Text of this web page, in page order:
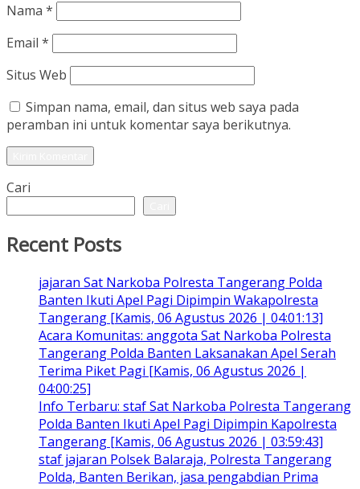
Nama *
Email *
Situs Web
Simpan nama, email, dan situs web saya pada
peramban ini untuk komentar saya berikutnya.
Cari
Recent Posts
jajaran Sat Narkoba Polresta Tangerang Polda
Banten Ikuti Apel Pagi Dipimpin Wakapolresta
Tangerang [Kamis, 06 Agustus 2026 | 04:01:13]
Acara Komunitas: anggota Sat Narkoba Polresta
Tangerang Polda Banten Laksanakan Apel Serah
Terima Piket Pagi [Kamis, 06 Agustus 2026 |
04:00:25]
Info Terbaru: staf Sat Narkoba Polresta Tangerang
Polda Banten Ikuti Apel Pagi Dipimpin Kapolresta
Tangerang [Kamis, 06 Agustus 2026 | 03:59:43]
staf jajaran Polsek Balaraja, Polresta Tangerang
Polda, Banten Berikan, jasa pengabdian Prima